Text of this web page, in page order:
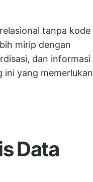
tanpa kode
mirip dengan
dan informasi
ini yang memerlukan
Data